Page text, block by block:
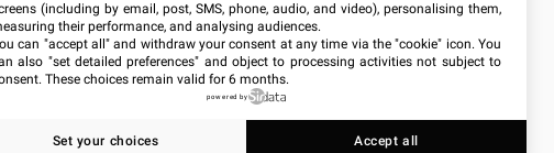
(including by email, post, SMS, phone, audio, and video), personalising them,
their performance, and analysing audiences.
can "accept all" and withdraw your consent at any time via the "cookie" icon. You
also "set detailed preferences" and object to processing activities not subject to
These choices remain valid for 6 months.
powered by
Set your choices Accept all